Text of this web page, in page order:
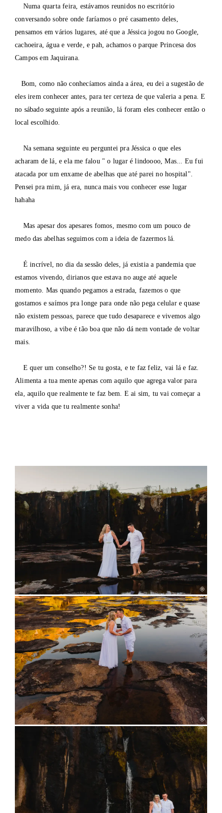
Numa quarta feira, estávamos reunidos no escritório
conversando sobre onde faríamos o pré casamento deles,
pensamos em vários lugares, até que a Jéssica jogou no Google,
cachoeira, água e verde, e pah, achamos o parque Princesa dos
Campos em Jaquirana.
Bom, como não conhecíamos ainda a área, eu dei a sugestão de
eles irem conhecer antes, para ter certeza de que valeria a pena. E
no sábado seguinte após a reunião, lá foram eles conhecer então o
local escolhido.
Na semana seguinte eu perguntei pra Jéssica o que eles
acharam de lá, e ela me falou " o lugar é lindoooo, Mas... Eu fui
atacada por um enxame de abelhas que até parei no hospital".
Pensei pra mim, já era, nunca mais vou conhecer esse lugar
hahaha
Mas apesar dos apesares fomos, mesmo com um pouco de
medo das abelhas seguimos com a ideia de fazermos lá.
É incrível, no dia da sessão deles, já existia a pandemia que
estamos vivendo, dirianos que estava no auge até aquele
momento. Mas quando pegamos a estrada, fazemos o que
gostamos e saímos pra longe para onde não pega celular e quase
não existem pessoas, parece que tudo desaparece e vivemos algo
maravilhoso, a vibe é tão boa que não dá nem vontade de voltar
mais.
E quer um conselho?! Se tu gosta, e te faz feliz, vai lá e faz.
Alimenta a tua mente apenas com aquilo que agrega valor para
ela, aquilo que realmente te faz bem. E ai sim, tu vai começar a
viver a vida que tu realmente sonha!